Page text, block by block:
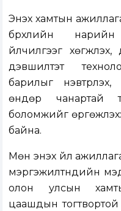
Энэхүү хамтын
бүрхүүлийн
үйлчилгээг
дэвшилтэт
барилыг
өндөр чанартай
боломжийг
байна.
Мөн энэхүү үйл
мэргэжилтнүүдийн
олон улсын
цаашдын